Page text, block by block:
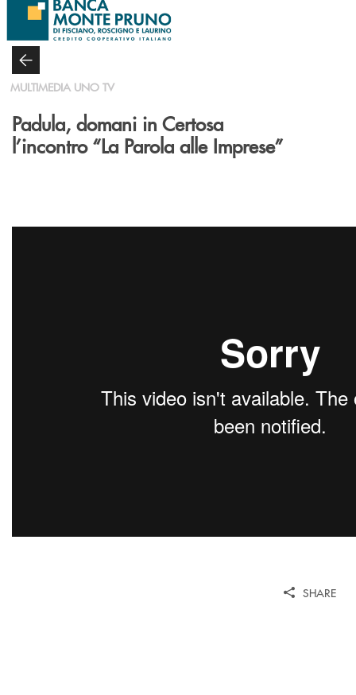
Salta al contenuto principale
MULTIMEDIA UNO TV
Padula, domani in Certosa
l’incontro “La Parola alle Imprese”
SHARE